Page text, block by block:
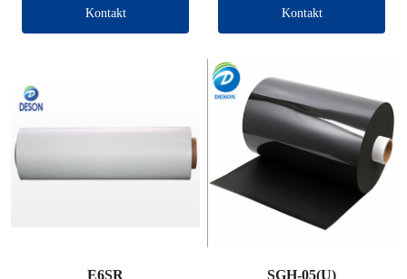
Kontakt Kontakt
E6SR SGH-05(U)